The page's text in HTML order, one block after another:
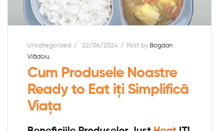
Uncategorized 22/06/2024 Post by Bogdan
Vlădoiu
Cum Produsele Noastre
Ready to Eat iți Simplifică
Viața